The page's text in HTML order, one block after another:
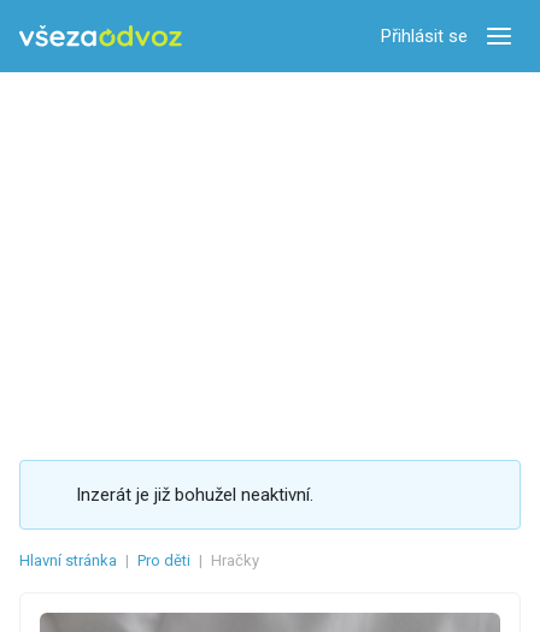
Přihlásit se
Inzerát je již bohužel neaktivní.
Hlavní stránka | Pro děti | Hračky